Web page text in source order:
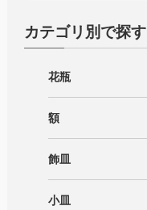
カテゴリ別で探す
花瓶
額
飾皿
小皿